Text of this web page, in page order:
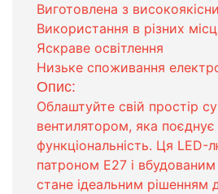
Виготовлена з
Використання в різних
Яскраве освітлення
Низьке споживання
Опис:
Облаштуйте свій простір
вентилятором, яка
функціональність. Ця LED-
патроном Е27 і
стане ідеальним рішенням